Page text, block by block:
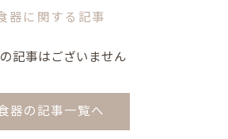
器に関する記事
記事はございません
器の記事一覧へ